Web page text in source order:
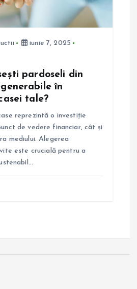
iunie 7, 2025
pardoseli din
în
tale?
reprezintă o investiție
de vedere financiar, cât și
mediului. Alegerea
este crucială pentru a